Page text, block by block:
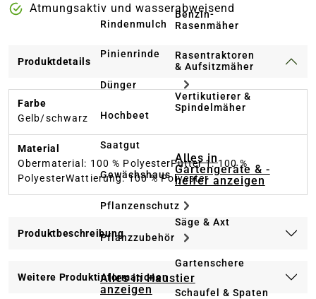
Rindenmulch
Pinienrinde
Dünger
Hochbeet
Saatgut
Gewächshaus
Pflanzenschutz
Pflanzzubehör
Alles in Haustier
anzeigen
Benzin-
Rasenmäher
Rasentraktoren
& Aufsitzmäher
Vertikutierer &
Spindelmäher
Alles in
Gartengeräte & -
helfer anzeigen
Säge & Axt
Gartenschere
Schaufel & Spaten
Atmungsaktiv und wasserabweisend
Produktdetails
Farbe
Gelb/schwarz
Material
Obermaterial: 100 % PolyesterFutter 1: 100 %
PolyesterWattierung: 100 % Polyester
Produktbeschreibung
Weitere Produktinformationen